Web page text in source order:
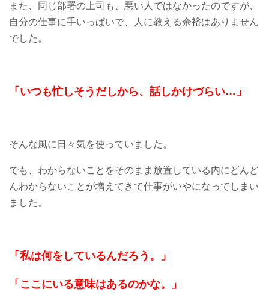
また、同じ部署の上司も、悪い人ではなかったのですが、
自分の仕事に手いっぱいで、人に教える余裕はありません
でした。
「いつも忙しそうだしから、話しかけづらい…」
そんな風に日々気を使っていました。
でも、わからないことをそのまま放置している内にどんど
んわからないことが増えてきて仕事がいやになってしまい
ました。
「私は何をしているんだろう。」
「ここにいる意味はあるのかな。」